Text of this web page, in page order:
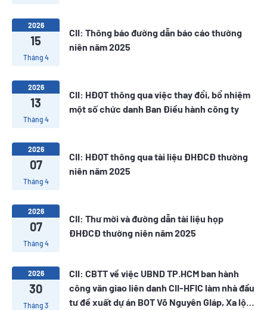
2026
15
Tháng 4
CII: Thông báo đường dẫn báo cáo thường
niên năm 2025
2026
13
Tháng 4
CII: HĐQT thông qua việc thay đổi, bổ nhiệm
một số chức danh Ban Điều hành công ty
2026
07
Tháng 4
CII: HĐQT thông qua tài liệu ĐHĐCĐ thường
niên năm 2025
2026
07
Tháng 4
CII: Thư mời và đường dẫn tài liệu họp
ĐHĐCĐ thường niên năm 2025
2026
30
Tháng 3
CII: CBTT về việc UBND TP.HCM ban hành
công văn giao liên danh CII-HFIC làm nhà đầu
tư đề xuất dự án BOT Võ Nguyên GIáp, Xa lộ